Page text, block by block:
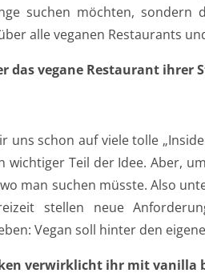
suchen möchten, sondern
alle veganen Restaurants
das vegane Restaurant ihrer
uns schon auf viele tolle
wichtiger Teil der Idee. Aber,
man suchen müsste. Also
stellen neue
Vegan soll hinter den
verwirklicht ihr mit vanilla